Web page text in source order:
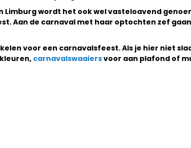
wordt het ook wel vasteloavend
Aan de carnaval met haar optochten zef
voor een carnavalsfeest. Als je hier niet
carnavalswaaiersvoor aan plafond of